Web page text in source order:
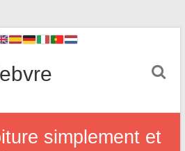
simplement et